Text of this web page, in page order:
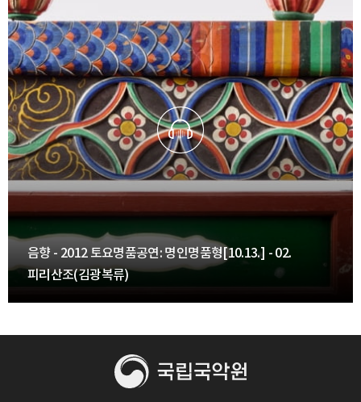
음향 - 2012 토요명품공연: 명인명품형[10.13.] - 02.
피리산조(김광복류)